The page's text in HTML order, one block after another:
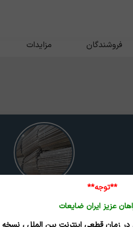
فروشندگان مزایدات
تاریخ بروزرسانی : 05/05/15
**توجه**
عزیز ایران ضایعات